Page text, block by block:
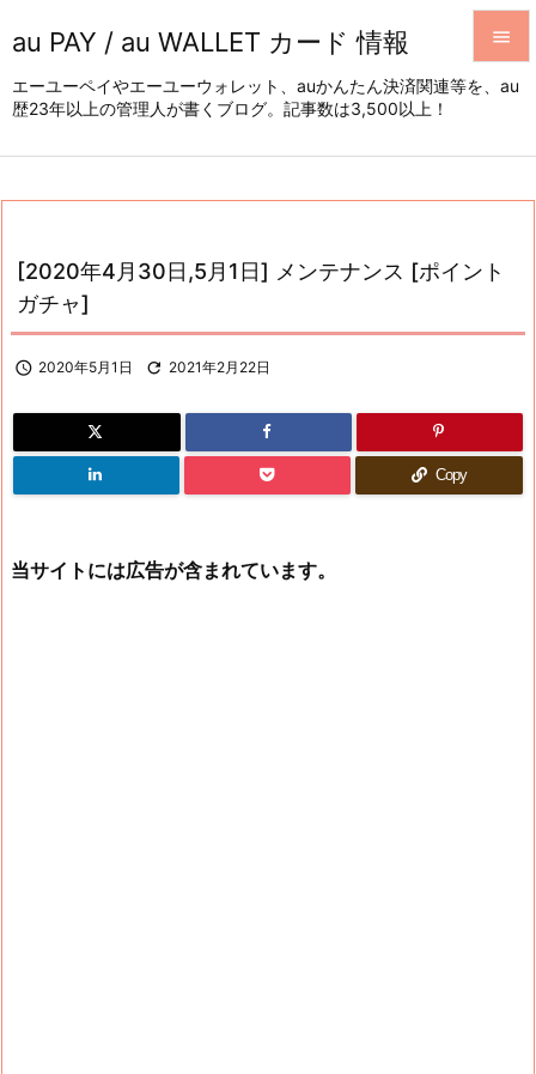
au PAY / au WALLET カード 情報
エーユーペイやエーユーウォレット、auかんたん決済関連等を、au
歴23年以上の管理人が書くブログ。記事数は3,500以上！





[2020年4月30日,5月1日] メンテナンス [ポイント
ガチャ]
 2020年5月1日  2021年2月22日
Copy
当サイトには広告が含まれています。